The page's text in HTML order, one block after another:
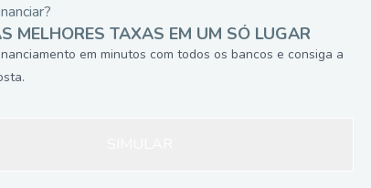
MELHORES TAXAS EM UM SÓ LUGAR
em minutos com todos os bancos e consiga a